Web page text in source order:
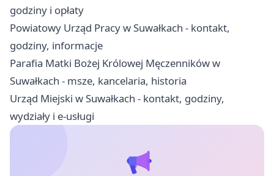
godziny i opłaty
Powiatowy Urząd Pracy w Suwałkach - kontakt,
godziny, informacje
Parafia Matki Bożej Królowej Męczenników w
Suwałkach - msze, kancelaria, historia
Urząd Miejski w Suwałkach - kontakt, godziny,
wydziały i e-usługi